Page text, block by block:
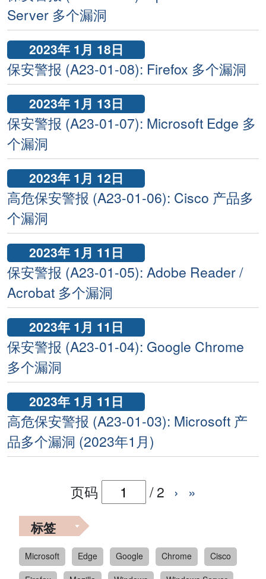
Server 多个漏洞
2023年 1月 18日
保安警报 (A23-01-08): Firefox 多个漏洞
2023年 1月 13日
保安警报 (A23-01-07): Microsoft Edge 多
个漏洞
2023年 1月 12日
高危保安警报 (A23-01-06): Cisco 产品多
个漏洞
2023年 1月 11日
保安警报 (A23-01-05): Adobe Reader /
Acrobat 多个漏洞
2023年 1月 11日
保安警报 (A23-01-04): Google Chrome
多个漏洞
2023年 1月 11日
高危保安警报 (A23-01-03): Microsoft 产
品多个漏洞 (2023年1月)
页码 /2 › »
标签
Microsoft Edge Google Chrome
Cisco